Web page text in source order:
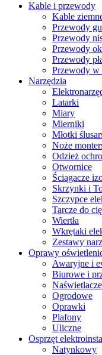
Kable i przewody
Kable
Przewody
Przewody
Przewody
Przewody
Przewody w
Narzędzia
Latarki
Miary
Mierniki
Młotki
Noże
Odzież
Otwornice
Ściągacze
Skrzynki i
Szczypce
Tarcze do
Wiertła
Wkrętaki
Zestawy
Oprawy
Awaryjne i
Biurowe i
Naświetlacze
Ogrodowe
Oprawki
Plafony
Uliczne
Osprzęt
Natynkowy